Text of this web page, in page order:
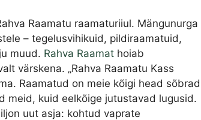
Raamatu raamaturiiul. Mängunurga
– tegelusvihikuid, pildiraamatuid,
muud. Rahva Raamat hoiab
värskena. „Rahva Raamatu Kass
Raamatud on meie kõigi head sõbrad
meid, kuid eelkõige jutustavad lugusid.
uut asja: kohtud vaprate